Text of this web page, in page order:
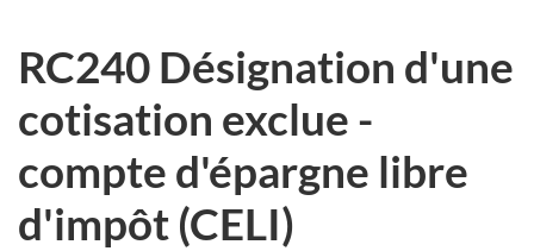
RC240 Désignation d'une
cotisation exclue -
compte d'épargne libre
d'impôt (CELI)